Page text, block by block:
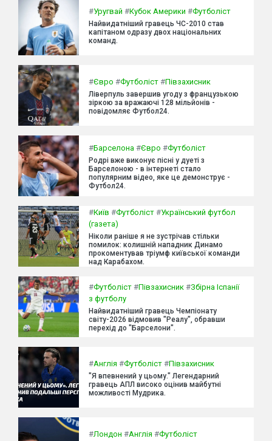
#Уругвай #Кубок Америки #Футболіст
Найвидатніший гравець ЧС-2010 став
капітаном одразу двох національних
команд.
#Євро #Футболіст #Півзахисник
Ліверпуль завершив угоду з французькою
зіркою за вражаючі 128 мільйонів -
повідомляє Футбол24.
#Барселона #Євро #Футболіст
Родрі вже виконує пісні у дуеті з
Барселоною - в інтернеті стало
популярним відео, яке це демонструє -
Футбол24.
#Київ #Футболіст #Український футбол
(газета)
Ніколи раніше я не зустрічав стільки
помилок: колишній нападник Динамо
прокоментував тріумф київської команди
над Карабахом.
#Футболіст #Півзахисник #Збірна Іспанії
з футболу
Найвидатніший гравець Чемпіонату
світу-2026 відмовив "Реалу", обравши
перехід до "Барселони".
#Англія #Футболіст #Півзахисник
"Я впевнений у цьому." Легендарний
гравець АПЛ високо оцінив майбутні
можливості Мудрика.
#Лондон #Англія #Футболіст